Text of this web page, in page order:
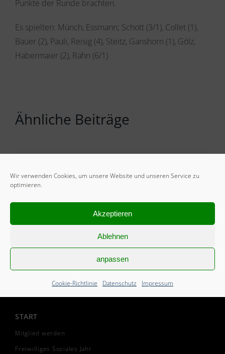
Wir verwenden Cookies, um unsere Website und unseren Service zu
optimieren.
Akzeptieren
Ablehnen
anpassen
Cookie-Richtlinie Datenschutz Impressum
Punkte der Runde brachten.
Es spielten: Münch, Essmann; Schott (3/1), Collet (1),
Bauer (2), Pauli, Reisig (4), Steitz, Ganshorn (1), Gölz,
Habermaier (2), Rahn (6/1)
Ähnliche Beiträge
START
Mitglied werden
Freiwilliges Soziales Jahr